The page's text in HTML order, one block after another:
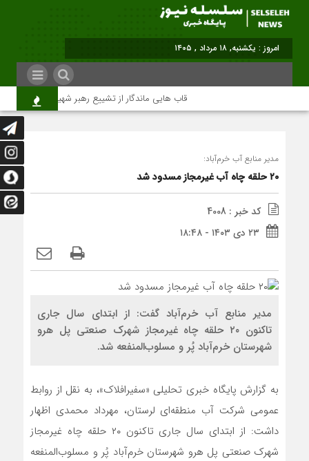
امروز : یکشنبه, ۱۸ مرداد , ۱۴۰۵
قاب هایی ماندگار از تشییع رهبر شهید در تهران
مدیر منابع آب خرم‌آباد:
۲۰ حلقه چاه آب غیرمجاز مسدود شد
کد خبر : 4008
۲۳ دی ۱۴۰۳ - ۱۸:۴۸
مدیر منابع آب خرم‌آباد گفت: از ابتدای سال جاری
تاکنون ۲۰ حلقه چاه غیرمجاز شهرک صنعتی پل هرو
شهرستان خرم‌آباد پُر و مسلوب‌المنفعه شد.
به گزارش پایگاه خبری تحلیلی «سفیرافلاک»، به نقل از روابط
عمومی شرکت آب منطقه‌ای لرستان، مهرداد محمدی اظهار
داشت: از ابتدای سال جاری تاکنون ۲۰ حلقه چاه غیرمجاز
شهرک صنعتی پل هرو شهرستان خرم‌آباد پُر و مسلوب‌المنفعه